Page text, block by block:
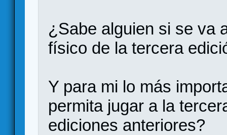
¿Sabe alguien si se va
físico de la tercera
Y para mi lo más
permita jugar a la
ediciones anteriores?